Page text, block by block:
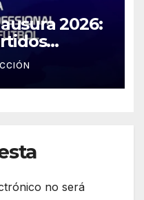
2026:
2:
Unión/Lanús
no será